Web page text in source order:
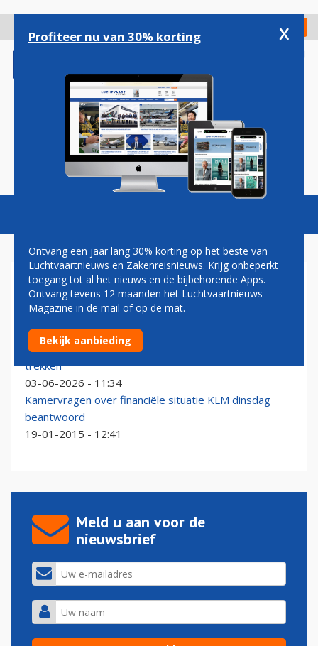
gaan
Check in
Magazine Podcasts Vacatures
AIR-FRANCE
Tickets bij Air France-KLM gratis te wijzigen om
klanten met brandstofstress over de streep te
trekken
03-06-2026 - 11:34
Kamervragen over financiële situatie KLM dinsdag
beantwoord
19-01-2015 - 12:41
Meld u aan voor de
nieuwsbrief
Profiteer nu van 30% korting x
Ontvang een jaar lang 30% korting op het beste van
Luchtvaartnieuws en Zakenreisnieuws. Krijg onbeperkt
toegang tot al het nieuws en de bijbehorende Apps.
Ontvang tevens 12 maanden het Luchtvaartnieuws
Magazine in de mail of op de mat.
Bekijk aanbieding